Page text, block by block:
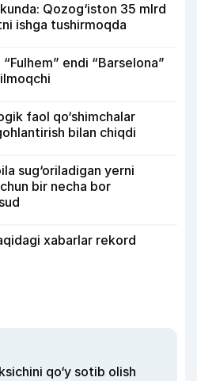
Qozog‘iston 35 mlrd
ishga tushirmoqda
endi “Barselona”
faol qo‘shimchalar
bilan chiqdi
sug‘oriladigan yerni
bir necha bor
xabarlar rekord
qo‘y sotib olish